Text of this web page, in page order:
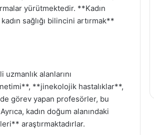
yürütmektedir. **Kadın
sağlığı bilincini artırmak**
alanlarını
**jinekolojik hastalıklar**,
görev yapan profesörler, bu
kadın doğum alanındaki
araştırmaktadırlar.